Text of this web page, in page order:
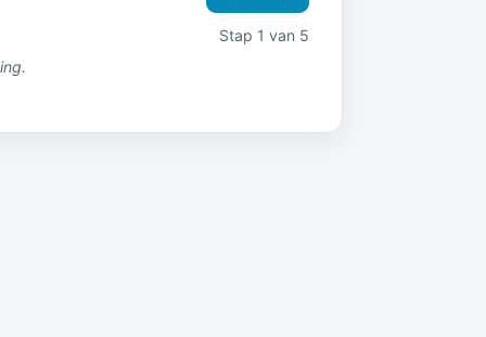
Stap 1 van 5